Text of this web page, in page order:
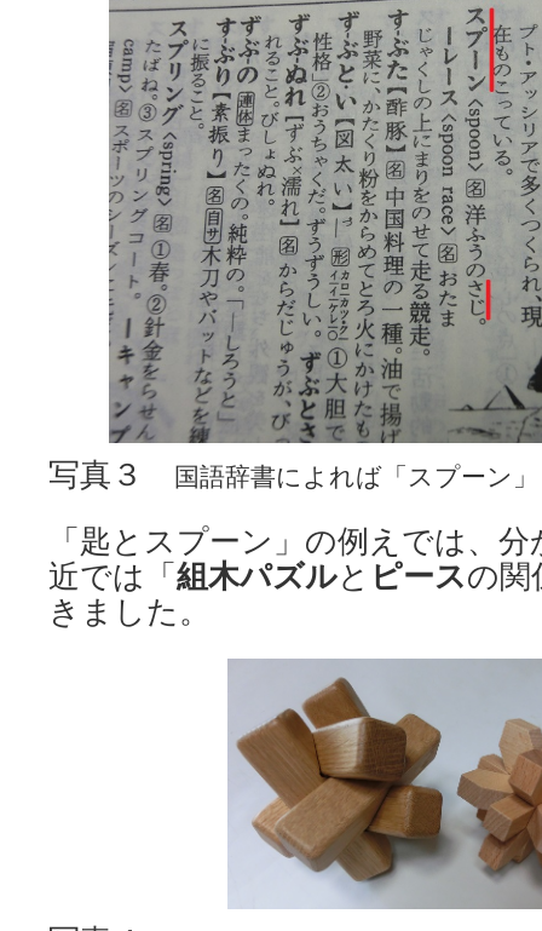
写真３ 国語辞書によれば「スプーン
「匙とスプーン」の例えでは、
近では「 組木パズルと ピースの関
きました。